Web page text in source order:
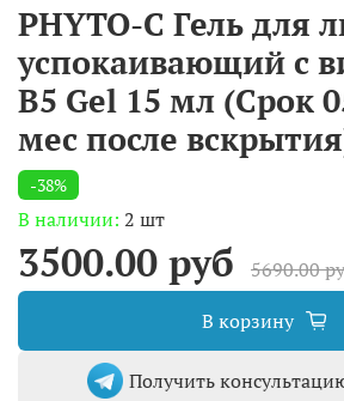
PHYTO-C Гель для
успокаивающий с
B5 Gel 15 мл (Срок
мес после
-38%
В наличии: 2 шт
3500.00 руб
5690.00
В корзину
Получить